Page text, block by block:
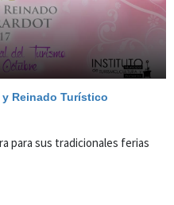
Reinado Turístico
para sus tradicionales ferias